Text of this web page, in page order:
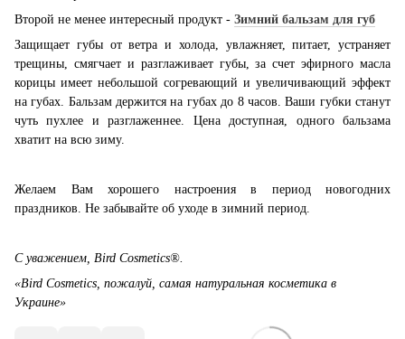
Второй не менее интересный продукт - Зимний бальзам для губ
Защищает губы от ветра и холода, увлажняет, питает, устраняет
трещины, смягчает и разглаживает губы, за счет эфирного масла
корицы имеет небольшой согревающий и увеличивающий эффект
на губах. Бальзам держится на губах до 8 часов. Ваши губки станут
чуть пухлее и разглаженнее. Цена доступная, одного бальзама
хватит на всю зиму.
Желаем Вам хорошего настроения в период новогодних
праздников. Не забывайте об уходе в зимний период.
С уважением, Bird Cosmetics®.
«Bird Cosmetics, пожалуй, самая натуральная косметика в
Украине»